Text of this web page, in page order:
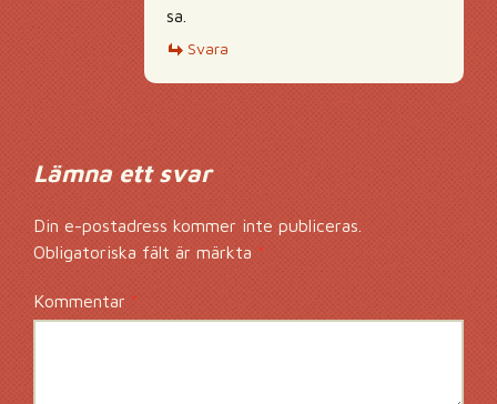
sa.
Svara
Lämna ett svar
Din e-postadress kommer inte publiceras.
Obligatoriska fält är märkta*
Kommentar*